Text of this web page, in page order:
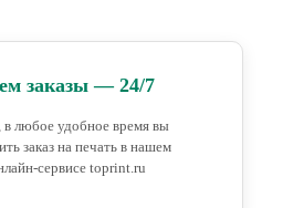
заказы — 24/7
в любое удобное время вы
заказ на печать в нашем
сервисе toprint.ru